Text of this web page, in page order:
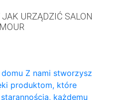
URZĄDZIĆ SALON
Z nami stworzysz
produktom, które
każdemu